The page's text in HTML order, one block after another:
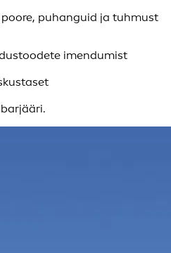
puhanguid ja tuhmust
imendumist